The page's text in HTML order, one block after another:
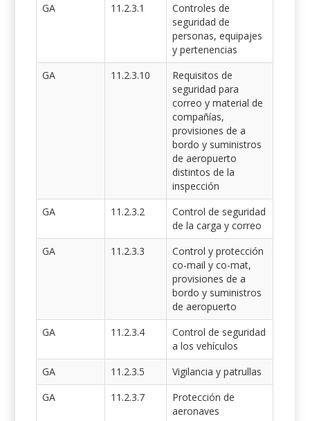
GA
11.2.3.1
Controles de
seguridad de
personas, equipajes
y pertenencias
GA
11.2.3.10
Requisitos de
seguridad para
correo y material de
compañías,
provisiones de a
bordo y suministros
de aeropuerto
distintos de la
inspección
GA
11.2.3.2
Control de seguridad
de la carga y correo
GA
11.2.3.3
Control y protección
co-mail y co-mat,
provisiones de a
bordo y suministros
de aeropuerto
GA
11.2.3.4
Control de seguridad
a los vehículos
GA
11.2.3.5
Vigilancia y patrullas
GA
11.2.3.7
Protección de
aeronaves